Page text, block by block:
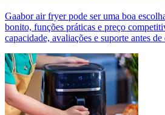
Gaabor air fryer pode ser uma boa
bonito, funções práticas e preço
capacidade, avaliações e suporte antes